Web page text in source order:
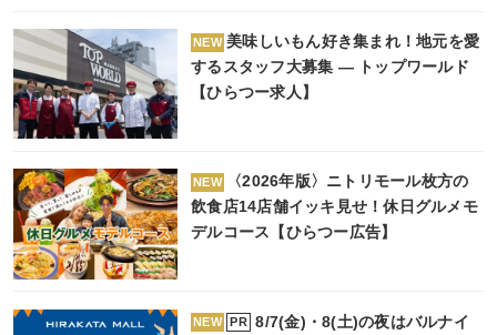
NEW 美味しいもん好き集まれ！地元を愛
するスタッフ大募集 ― トップワールド
【ひらつー求人】
NEW
〈2026年版〉ニトリモール枚方の
飲食店14店舗イッキ見せ！休日グルメモ
デルコース【ひらつー広告】
NEW PR 8/7(金)・8(土)の夜はバルナイ